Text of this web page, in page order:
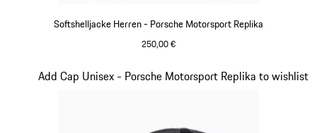
Softshelljacke Herren - Porsche Motorsport Replika
250,00 €
Add Cap Unisex - Porsche Motorsport Replika to wishlist
Slide 14 von 20